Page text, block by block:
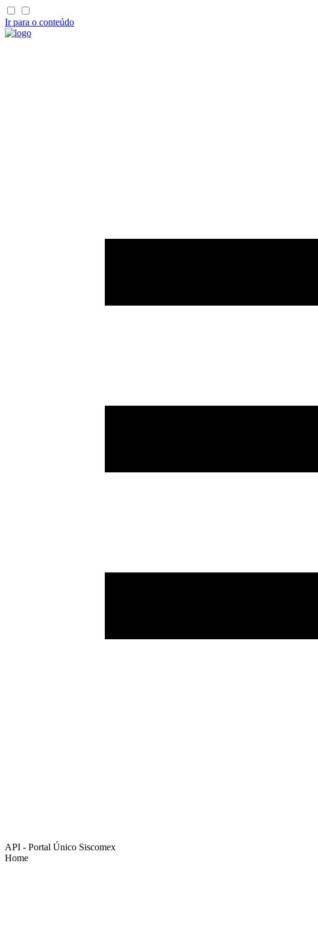
Ir para o conteúdo
API - Portal Único Siscomex
Home